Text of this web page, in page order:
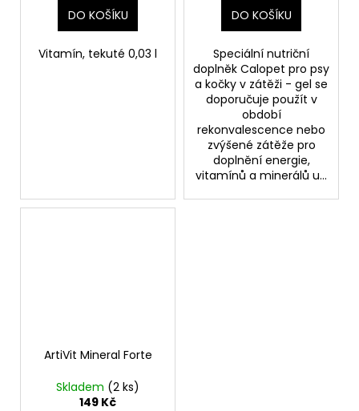
DO KOŠÍKU
Vitamín, tekuté 0,03 l
DO KOŠÍKU
Speciální nutriční
doplněk Calopet pro psy
a kočky v zátěži - gel se
doporučuje použít v
období
rekonvalescence nebo
zvýšené zátěže pro
doplnění energie,
vitamínů a minerálů u...
ArtiVit Mineral Forte
Skladem (2 ks)
149 Kč